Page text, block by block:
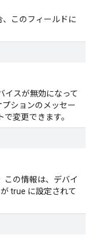
このフィールドに
イスが無効になって
ションのメッセー
変更できます。
この情報は、デバイ
が true に設定されて